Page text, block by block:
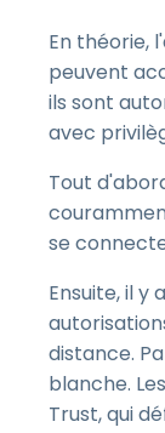
En théorie,
peuvent
ils sont
avec
Tout
se
Ensuite, il y
distance.
blanche.
Trust, qui